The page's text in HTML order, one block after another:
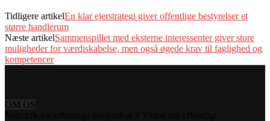
Tidligere artikelEn klar ejerstrategi giver offentlige bestyrelser et
større handlerum
Næste artikelSammenspillet med eksterne interessenter giver store
muligheder for værdiskabelse, men også øgede krav til faglighed og
kompetencer
OM OS